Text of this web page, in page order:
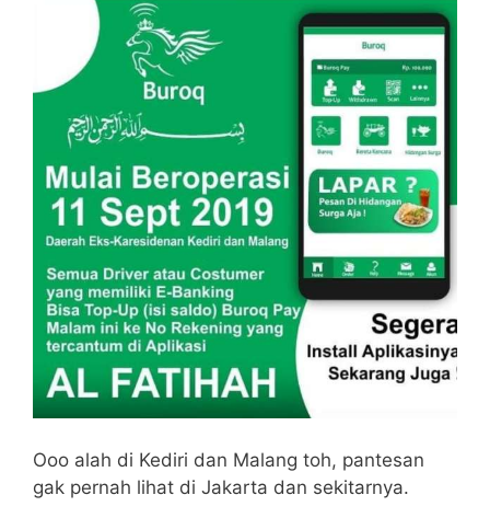
Ooo alah di Kediri dan Malang toh, pantesan
gak pernah lihat di Jakarta dan sekitarnya.